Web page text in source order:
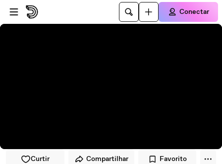
Pular para o player
Ir para o conteúdo principal
Conectar
Curtir Compartilhar Favorito